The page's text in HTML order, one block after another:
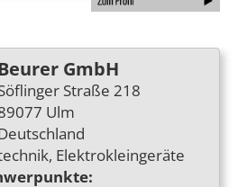
GmbH
Straße 218
Ulm
Elektrokleingeräte